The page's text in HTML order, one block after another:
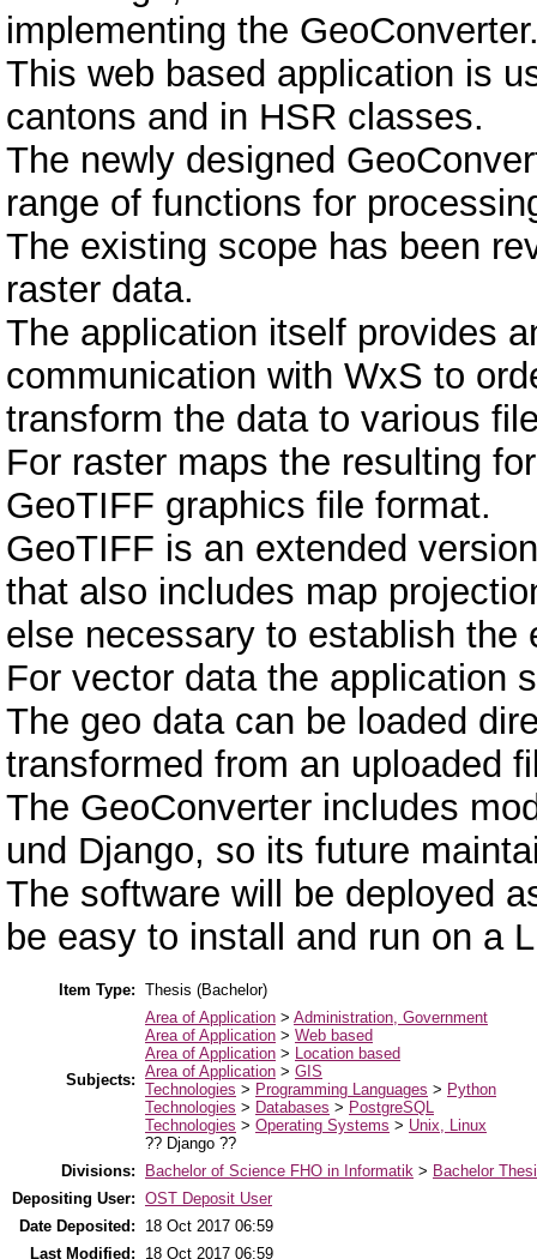
implementing the
This web based application is
cantons and in HSR classes.
The newly designed
range of functions for
The existing scope has been
raster data.
The application itself provides
communication with WxS to
transform the data to various
For raster maps the resulting
GeoTIFF graphics file format.
GeoTIFF is an extended
that also includes map
else necessary to establish
For vector data the application
The geo data can be loaded
transformed from an uploaded
The GeoConverter includes
und Django, so its future
The software will be deployed
be easy to install and run on a
Item Type: Thesis (Bachelor)
Subjects:
Area of Application > Administration, Government
Area of Application > Web based
Area of Application > Location based
Area of Application > GIS
Technologies > Programming Languages > Python
Technologies > Databases > PostgreSQL
Technologies > Operating Systems > Unix, Linux
?? Django ??
Divisions:
Bachelor of Science FHO in Informatik > Bachelor
Depositing User: OST Deposit User
Date Deposited:
18 Oct 2017 06:59
Last Modified:
18 Oct 2017 06:59